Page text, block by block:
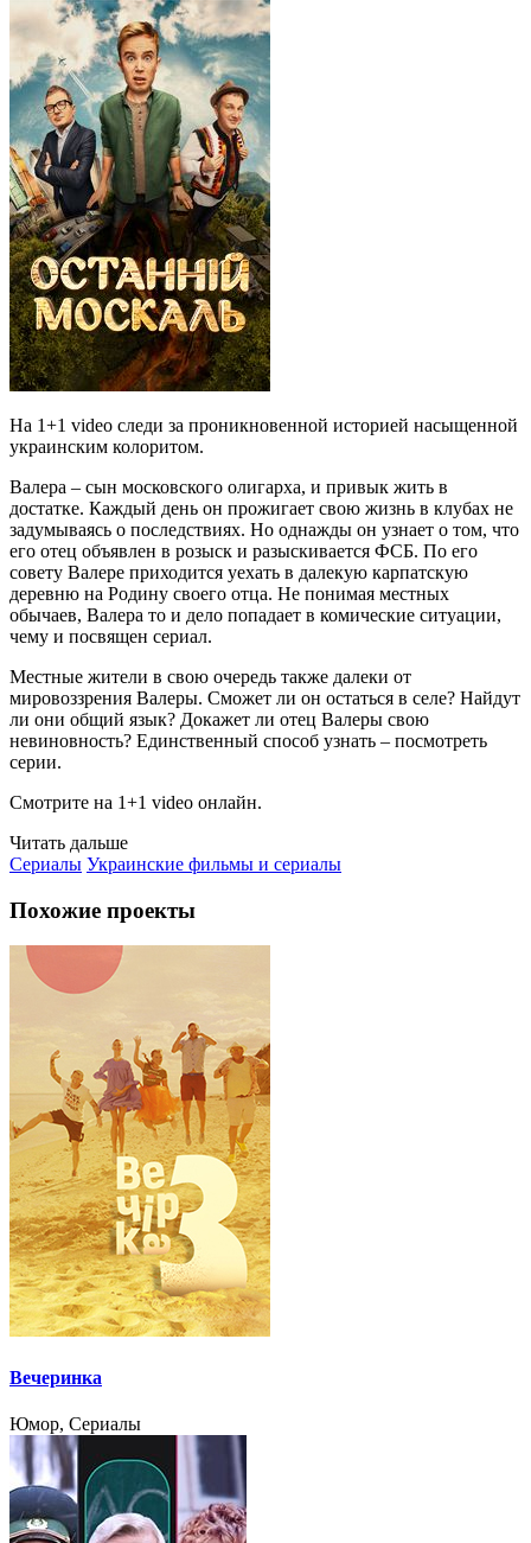
На 1+1 video следи за проникновенной историей насыщенной
украинским колоритом.
Валера – сын московского олигарха, и привык жить в
достатке. Каждый день он прожигает свою жизнь в клубах не
задумываясь о последствиях. Но однажды он узнает о том, что
его отец объявлен в розыск и разыскивается ФСБ. По его
совету Валере приходится уехать в далекую карпатскую
деревню на Родину своего отца. Не понимая местных
обычаев, Валера то и дело попадает в комические ситуации,
чему и посвящен сериал.
Местные жители в свою очередь также далеки от
мировоззрения Валеры. Сможет ли он остаться в селе? Найдут
ли они общий язык? Докажет ли отец Валеры свою
невиновность? Единственный способ узнать – посмотреть
серии.
Смотрите на 1+1 video онлайн.
Читать дальше
Сериалы Украинские фильмы и сериалы
Похожие проекты
Вечеринка
Юмор, Сериалы